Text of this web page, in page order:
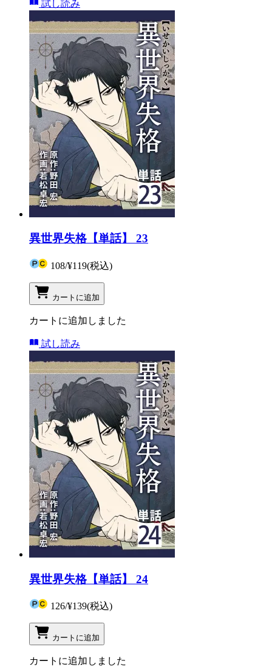
試し読み
異世界失格【単話】 23
108/¥119(税込)
カートに追加
カートに追加しました
試し読み
異世界失格【単話】 24
126/¥139(税込)
カートに追加
カートに追加しました